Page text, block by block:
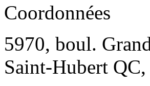
Coordonnées
5970, boul.
Saint-Hubert